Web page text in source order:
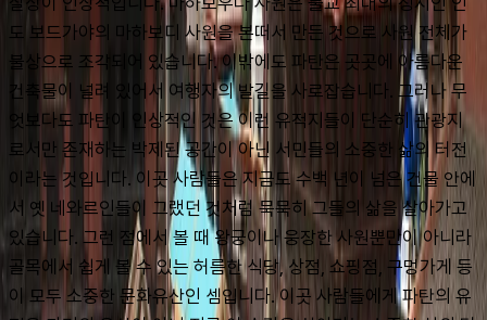
도 보드가야의 마하보디 사원을 본떠서 만든 것으로 사원 전체가
불상으로 조각되어 있습니다. 이밖에도 파탄은 곳곳에 아름다운
건축물이 널려 있어서 여행자의 발길을 사로잡습니다. 그러나 무
엇보다도 파탄이 인상적인 것은 이런 유적지들이 단순히 관광지
로서만 존재하는 박제된 공간이 아닌 서민들의 소중한 삶의 터전
이라는 것입니다. 이곳 사람들은 지금도 수백 년이 넘은 건물 안에
서 옛 네와르인들이 그랬던 것처럼 묵묵히 그들의 삶을 살아가고
있습니다. 그런 점에서 볼 때 왕궁이나 웅장한 사원뿐만이 아니라
골목에서 쉽게 볼 수 있는 허름한 식당, 상점, 쇼핑점, 구멍가게 등
이 모두 소중한 문화유산인 셈입니다. 이곳 사람들에게 파탄의 유